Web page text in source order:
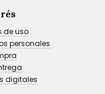
de uso
personales
digitales